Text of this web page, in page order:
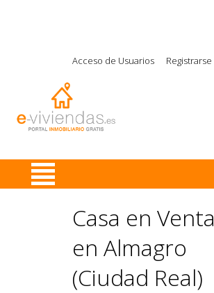
Acceso de Usuarios Registrarse
Casa en Venta
en Almagro
(Ciudad Real)